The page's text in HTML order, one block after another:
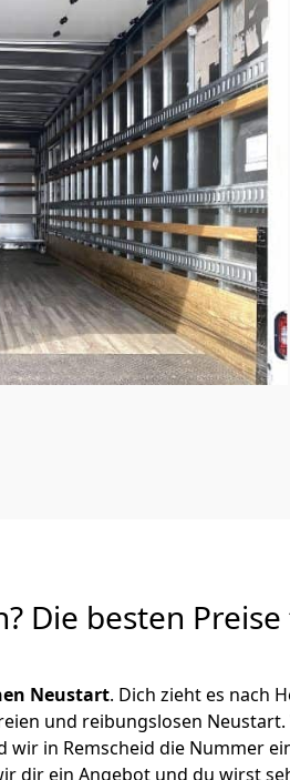
Die besten
Neustart. Dich zieht es nach
und reibungslosen Neustart.
wir in Remscheid die Nummer
dir ein Angebot und du wirst